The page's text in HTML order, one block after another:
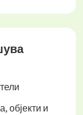
објекти и